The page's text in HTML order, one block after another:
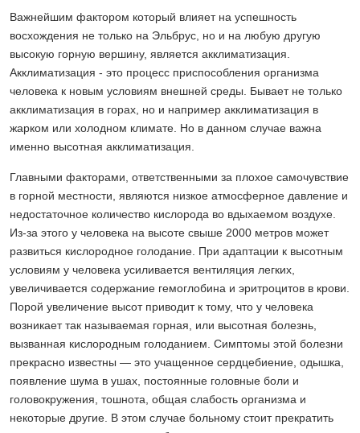
Важнейшим фактором который влияет на успешность
восхождения не только на Эльбрус, но и на любую другую
высокую горную вершину, является акклиматизация.
Акклиматизация - это процесс приспособления организма
человека к новым условиям внешней среды. Бывает не только
акклиматизация в горах, но и например акклиматизация в
жарком или холодном климате. Но в данном случае важна
именно высотная акклиматизация.
Главными факторами, ответственными за плохое самочувствие
в горной местности, являются низкое атмосферное давление и
недостаточное количество кислорода во вдыхаемом воздухе.
Из-за этого у человека на высоте свыше 2000 метров может
развиться кислородное голодание. При адаптации к высотным
условиям у человека усиливается вентиляция легких,
увеличивается содержание гемоглобина и эритроцитов в крови.
Порой увеличение высот приводит к тому, что у человека
возникает так называемая горная, или высотная болезнь,
вызванная кислородным голоданием. Симптомы этой болезни
прекрасно известны — это учащенное сердцебиение, одышка,
появление шума в ушах, постоянные головные боли и
головокружения, тошнота, общая слабость организма и
некоторые другие. В этом случае больному стоит прекратить